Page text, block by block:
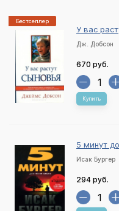
Бестселлер
У вас
Дж. Добсон
670 руб.
Купить
5 минут
Исак Бургер
294 руб.